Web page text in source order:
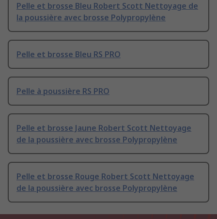
Pelle et brosse Bleu Robert Scott Nettoyage de
la poussière avec brosse Polypropylène
Pelle et brosse Bleu RS PRO
Pelle à poussière RS PRO
Pelle et brosse Jaune Robert Scott Nettoyage
de la poussière avec brosse Polypropylène
Pelle et brosse Rouge Robert Scott Nettoyage
de la poussière avec brosse Polypropylène